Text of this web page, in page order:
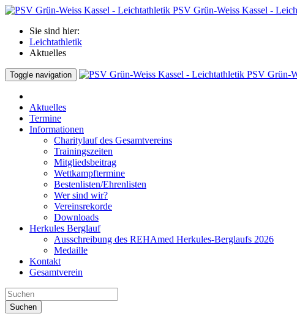
PSV Grün-Weiss Kassel -
Sie sind hier:
Leichtathletik
Aktuelles
Toggle navigation PSV Grün-
Aktuelles
Termine
Informationen
Charitylauf des Gesamtvereins
Trainingszeiten
Mitgliedsbeitrag
Wettkampftermine
Bestenlisten/Ehrenlisten
Wer sind wir?
Vereinsrekorde
Downloads
Herkules Berglauf
Ausschreibung des REHAmed Herkules-Berglaufs 2026
Medaille
Kontakt
Gesamtverein
Suchen